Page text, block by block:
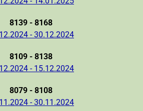
8139 - 8168
- 30.12.2024
8109 - 8138
- 15.12.2024
8079 - 8108
- 30.11.2024